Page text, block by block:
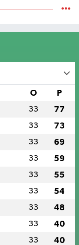
O P
33 77
33 73
33 69
33 59
33 55
33 54
33 48
33 40
33 40